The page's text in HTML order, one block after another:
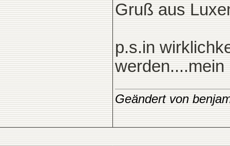
Gruß aus
p.s.in
Geändert von